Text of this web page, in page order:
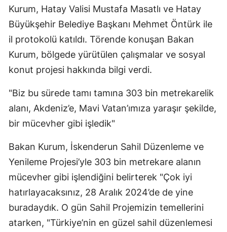
Kurum, Hatay Valisi Mustafa Masatlı ve Hatay
Büyükşehir Belediye Başkanı Mehmet Öntürk ile
il protokolü katıldı. Törende konuşan Bakan
Kurum, bölgede yürütülen çalışmalar ve sosyal
konut projesi hakkında bilgi verdi.
"Biz bu sürede tamı tamına 303 bin metrekarelik
alanı, Akdeniz’e, Mavi Vatan’ımıza yaraşır şekilde,
bir mücevher gibi işledik"
Bakan Kurum, İskenderun Sahil Düzenleme ve
Yenileme Projesi’yle 303 bin metrekare alanın
mücevher gibi işlendiğini belirterek "Çok iyi
hatırlayacaksınız, 28 Aralık 2024’de de yine
buradaydık. O gün Sahil Projemizin temellerini
atarken, "Türkiye’nin en güzel sahil düzenlemesi